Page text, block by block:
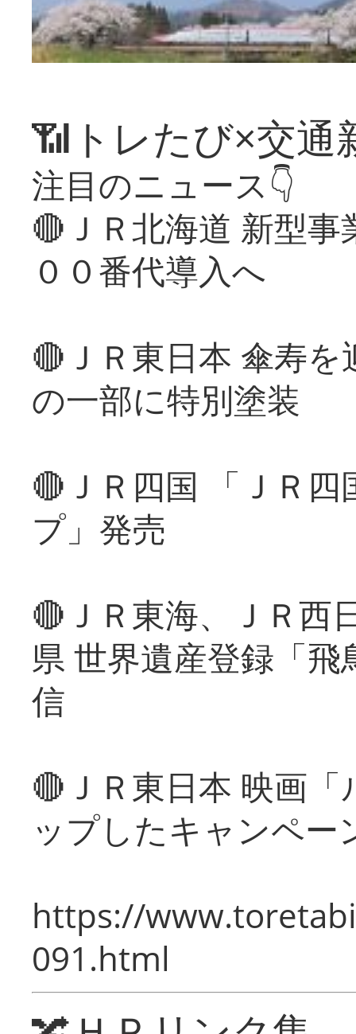
📶トレたび×交通
注目のニュース👇
🔴ＪＲ北海道 新型
００番代導入へ
🔴ＪＲ東日本 傘寿
の一部に特別塗装
🔴ＪＲ四国 「ＪＲ
プ」発売
🔴ＪＲ東海、ＪＲ西
県 世界遺産登録「
信
🔴ＪＲ東日本 映画
ップしたキャンペー
https://
091.html